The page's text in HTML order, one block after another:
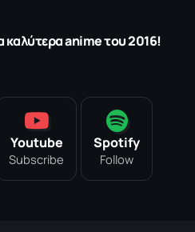
καλύτερα anime του 2016!
Youtube
Subscribe
Spotify
Follow